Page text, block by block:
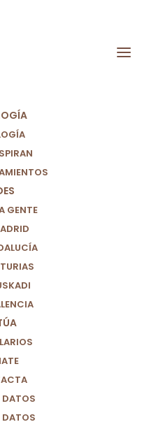
GENTE
DATOS
DATOS
Ético